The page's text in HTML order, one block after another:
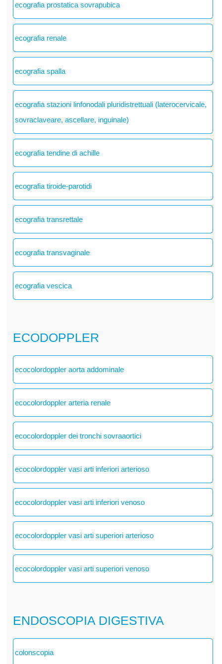
ecografia prostatica sovrapubica
ecografia renale
ecografia spalla
ecografia stazioni linfonodali pluridistrettuali (laterocervicale,
sovraclaveare, ascellare, inguinale)
ecografia tendine di achille
ecografia tiroide-parotidi
ecografia transrettale
ecografia transvaginale
ecografia vescica
ECODOPPLER
ecocolordoppler aorta addominale
ecocolordoppler arteria renale
ecocolordoppler dei tronchi sovraaortici
ecocolordoppler vasi arti inferiori arterioso
ecocolordoppler vasi arti inferiori venoso
ecocolordoppler vasi arti superiori arterioso
ecocolordoppler vasi arti superiori venoso
ENDOSCOPIA DIGESTIVA
colonscopia